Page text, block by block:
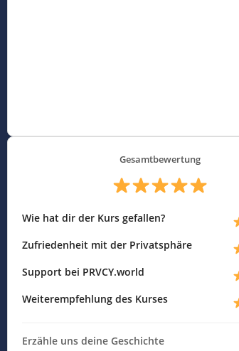
Gesamtbewertung
Wie hat dir der Kurs gefallen?
Zufriedenheit mit der Privatsphäre
Support bei PRVCY.world
Weiterempfehlung des Kurses
Erzähle uns deine Geschichte